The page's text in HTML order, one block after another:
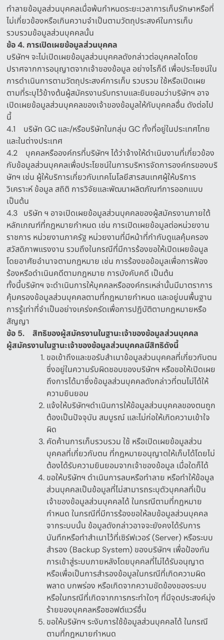
ทำลายข้อมูลส่วนบุคคลเมื่อพ้นกำหนดระยะเวลาการเก็บรักษาหรือที่
ไม่เกี่ยวข้องหรือเกินความจำเป็นตามวัตถุประสงค์ในการเก็บ
รวบรวมข้อมูลส่วนบุคคลนั้น
ข้อ4. การเปิดเผยข้อมูลส่วนบุคคล
บริษัทฯ จะไม่เปิดเผยข้อมูลส่วนบุคคลดังกล่าวต่อบุคคลใดโดย
ปราศจากการอนุญาตจากเจ้าของข้อมูล อย่างไรก็ดี เพื่อประโยชน์ใน
การดำเนินการตามวัตถุประสงค์การเก็บ รวบรวม ใช้หรือเปิดเผย
ตามที่ระบุไว้ข้างต้นผู้สมัครงานรับทราบและยินยอมว่าบริษัทฯ อาจ
เปิดเผยข้อมูลส่วนบุคคลของเจ้าของข้อมูลให้กับบุคคลอื่น ดังต่อไป
นี้
4.1
บริษัท GC และ/หรือบริษัทในกลุ่ม GC ทั้งที่อยู่ในประเทศไทย
และในต่างประเทศ
4.2
บุคคลหรือองค์กรที่บริษัทฯ ได้ว่าจ้างให้ดำเนินงานที่เกี่ยวข้อง
กับข้อมูลส่วนบุคคลเพื่อประโยชน์ในการบริหารจัดการองค์กรของบริ
ษัทฯ เช่น ผู้ให้บริการเกี่ยวกับเทคโนโลยีสารสนเทศผู้ให้บริการ
วิเคราะห์ ข้อมูล สถิติ การวิจัยและพัฒนาผลิตภัณฑ์การออกแบบ
เป็นต้น
4.3
บริษัท ฯ อาจเปิดเผยข้อมูลส่วนบุคคลของผู้สมัครงานภายใต้
หลักเกณฑ์ที่กฎหมายกำหนด เช่น การเปิดเผยข้อมูลต่อหน่วยงาน
ราชการ หน่วยงานภาครัฐ หน่วยงานที่มีหน้าที่กำกับดูแลคุ้มครอง
สวัสดิภาพแรงงาน รวมถึงในกรณีที่มีการร้องขอให้เปิดเผยข้อมูล
โดยอาศัยอำนาจตามกฎหมาย เช่น การร้องขอข้อมูลเพื่อการฟ้อง
ร้องหรือดำเนินคดีตามกฎหมาย การบังคับคดี เป็นต้น
ทั้งนี้บริษัทฯ จะดำเนินการให้บุคคลหรือองค์กรเหล่านั้นมีมาตราการ
คุ้มครองข้อมูลส่วนบุคคลตามที่กฎหมายกำหนด และอยู่บนพื้นฐาน
การรู้เท่าที่จำเป็นอย่างเคร่งครัดเพื่อการปฏิบัติตามกฎหมายหรือ
สัญญา
ข้อ 5.
สิทธิของผู้สมัครงานในฐานะเจ้าของข้อมูลส่วนบุคคล
ผู้สมัครงานในฐานะเจ้าของข้อมูลส่วนบุคคลมีสิทธิดังนี้
ขอเข้าถึงและขอรับสำเนาข้อมูลส่วนบุคคลที่เกี่ยวกับตน
ซึ่งอยู่ในความรับผิดชอบของบริษัทฯ หรือขอให้เปิดเผย
ถึงการได้มาซึ่งข้อมูลส่วนบุคคลดังกล่าวที่ตนไม่ได้ให้
ความยินยอม
แจ้งให้บริษัทฯดำเนินการให้ข้อมูลส่วนบุคคลของตนถูก
ต้องเป็นปัจจุบัน สมบูรณ์ และไม่ก่อให้เกิดความเข้าใจ
ผิด
คัดค้านการเก็บรวบรวม ใช้ หรือเปิดเผยข้อมูลส่วน
บุคคลที่เกี่ยวกับตน ที่กฎหมายอนุญาตให้เก็บได้โดยไม่
ต้องได้รับความยินยอมจากเจ้าของข้อมูล เมื่อใดก็ได้
ขอให้บริษัทฯ ดำเนินการลบหรือทำลาย หรือทำให้ข้อมูล
ส่วนบุคคลเป็นข้อมูลที่ไม่สามารถระบุตัวบุคคลที่เป็น
เจ้าของข้อมูลส่วนบุคคลได้ ในกรณีตามที่กฎหมาย
กำหนด ในกรณีที่มีการร้องขอให้ลบข้อมูลส่วนบุคคล
จากระบบนั้น ข้อมูลดังกล่าวอาจจะยังคงได้รับการ
บันทึกหรือทำสำเนาไว้ที่เซิร์ฟเวอร์(Server) หรือระบบ
สำรอง (Backup System) ของบริษัทฯ เพื่อป้องกัน
การเข้าสู่ระบบภายหลังโดยบุคคลที่ไม่ได้รับอนุญาต
หรือเพื่อเป็นการสำรองข้อมูลในกรณีที่เกิดความผิด
พลาด บกพร่อง หรือเกิดจากความขัดข้องของระบบ
หรือในกรณีที่เกิดจากการกระทำใดๆ ที่มีจุดประสงค์มุ่ง
ร้ายของบุคคลหรือซอฟต์แวร์อื่น
ขอให้บริษัทฯ ระงับการใช้ข้อมูลส่วนบุคคลได้ ในกรณี
ตามที่กฎหมายกำหนด